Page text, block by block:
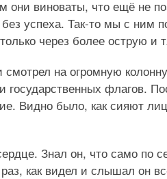
виноваты, что ещё не
успеха. Так-то мы с ним
через более острую и
на огромную
флагов.
Видно было, как сияют
Знал он, что само по
как видел и слышал он